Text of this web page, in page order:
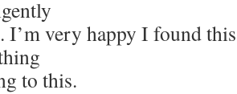
I’m very happy I found
to this.